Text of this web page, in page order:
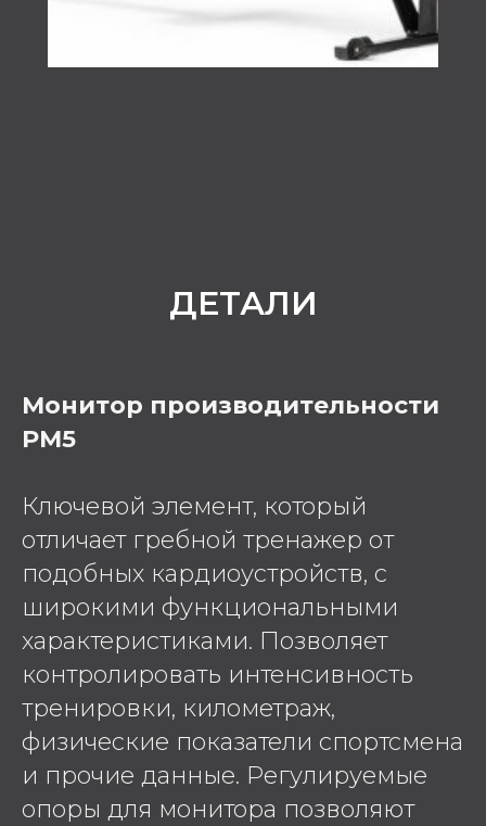
ДЕТАЛИ
Монитор производительности
PM5
Ключевой элемент, который
отличает гребной тренажер от
подобных кардиоустройств, с
широкими функциональными
характеристиками. Позволяет
контролировать интенсивность
тренировки, километраж,
физические показатели спортсмена
и прочие данные. Регулируемые
опоры для монитора позволяют